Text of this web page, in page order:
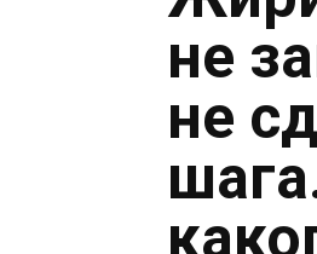
не
не